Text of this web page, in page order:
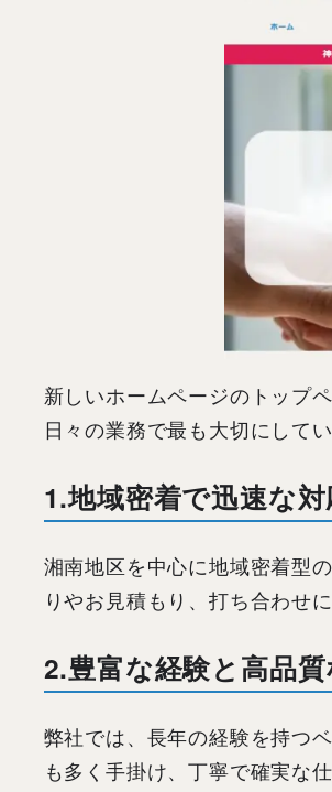
新しいホームページのトップ
日々の業務で最も大切にして
1.地域密着で迅速な
湘南地区を中心に地域密着型
りやお見積もり、打ち合わせ
2.豊富な経験と高品
弊社では、長年の経験を持つ
も多く手掛け、丁寧で確実な